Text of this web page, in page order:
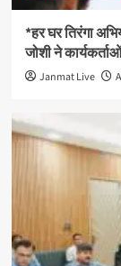
*हर घर तिरंगा
जोशी ने
Janmat Live